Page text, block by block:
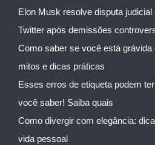
Elon Musk resolve disputa
Twitter após demissões
Como saber se você está
mitos e dicas práticas
Esses erros de etiqueta podem
você saber! Saiba quais
Como divergir com elegância:
vida pessoal